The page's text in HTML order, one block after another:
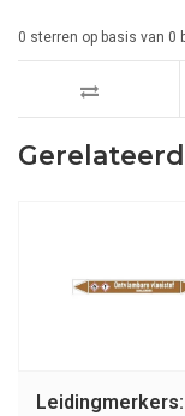
0 sterren op basis van 0
Leidingmerkers: